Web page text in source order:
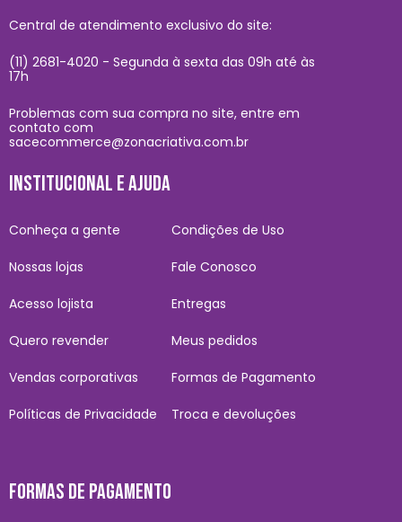
Central de atendimento exclusivo do site:
(11) 2681-4020 - Segunda à sexta das 09h até às
17h
Problemas com sua compra no site, entre em
contato com
sacecommerce@zonacriativa.com.br
INSTITUCIONAL E AJUDA
Conheça a gente
Nossas lojas
Acesso lojista
Quero revender
Vendas corporativas
Políticas de Privacidade
Condições de Uso
Fale Conosco
Entregas
Meus pedidos
Formas de Pagamento
Troca e devoluções
FORMAS DE PAGAMENTO